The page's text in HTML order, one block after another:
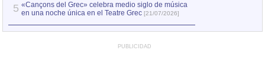
5 «Cançons del Grec» celebra medio siglo de música
en una noche única en el Teatre Grec [21/07/2026]
PUBLICIDAD